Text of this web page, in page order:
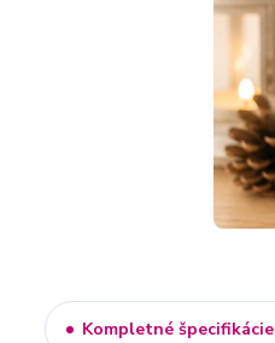
Kompletné špecifikácie